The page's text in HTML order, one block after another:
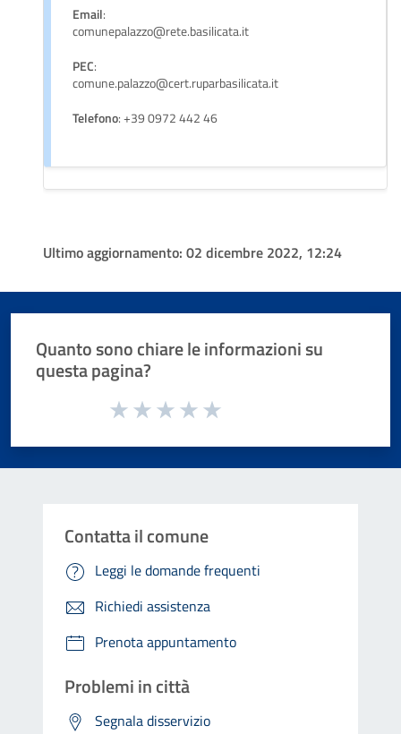
Email:
comunepalazzo@rete.basilicata.it
PEC:
comune.palazzo@cert.ruparbasilicata.it
Telefono: +39 0972 442 46
Ultimo aggiornamento: 02 dicembre 2022, 12:24
Quanto sono chiare le informazioni su
questa pagina?
Valuta da 1 a 5 stelle la pagina
Contatta il comune
Leggi le domande frequenti
Richiedi assistenza
Prenota appuntamento
Problemi in città
Segnala disservizio